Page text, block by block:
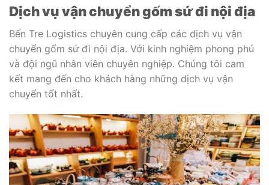
Dịch vụ vận chuyển gốm sứ đi nội địa
Bến Tre Logistics chuyên cung cấp các dịch vụ vận
chuyển gốm sứ đi nội địa. Với kinh nghiệm phong phú
và đội ngũ nhân viên chuyên nghiệp. Chúng tôi cam
kết mang đến cho khách hàng những dịch vụ vận
chuyển tốt nhất.